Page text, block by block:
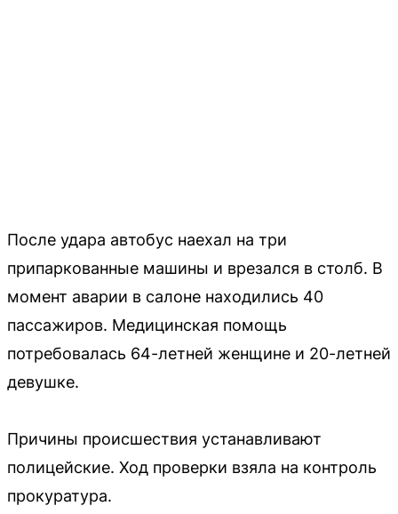
После удара автобус наехал на три
припаркованные машины и врезался в столб. В
момент аварии в салоне находились 40
пассажиров. Медицинская помощь
потребовалась 64-летней женщине и 20-летней
девушке.
Причины происшествия устанавливают
полицейские. Ход проверки взяла на контроль
прокуратура.